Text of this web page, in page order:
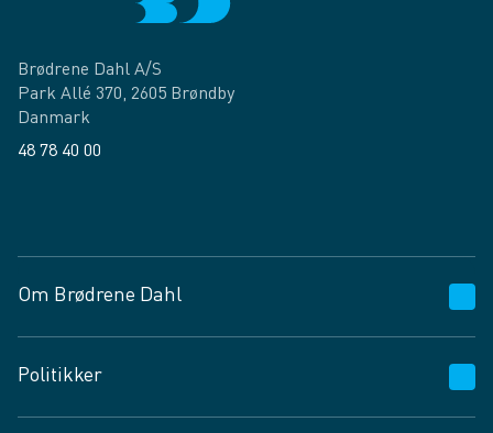
Brødrene Dahl A/S
Park Allé 370, 2605 Brøndby
Danmark
48 78 40 00
Om Brødrene Dahl
Vagttelefon 30 10 89 89
Spørgsmål og svar
Politikker